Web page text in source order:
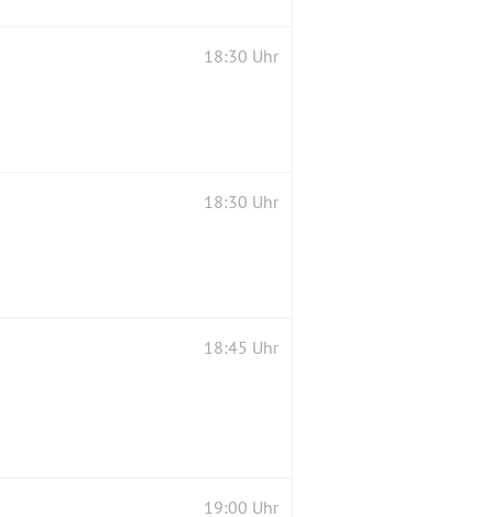
18:30 Uhr
18:30 Uhr
18:45 Uhr
19:00 Uhr